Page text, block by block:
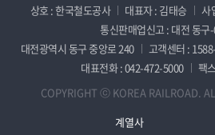
상호 : 한국철도공사 대표자 : 김태승
사
통신판매업신고 : 대전 동구
대전광역시 동구 중앙로 240
고객센터 :
대표전화 : 042-472-5000
팩
COPYRIGHT ⓒ KOREA RAILROAD.
계열사